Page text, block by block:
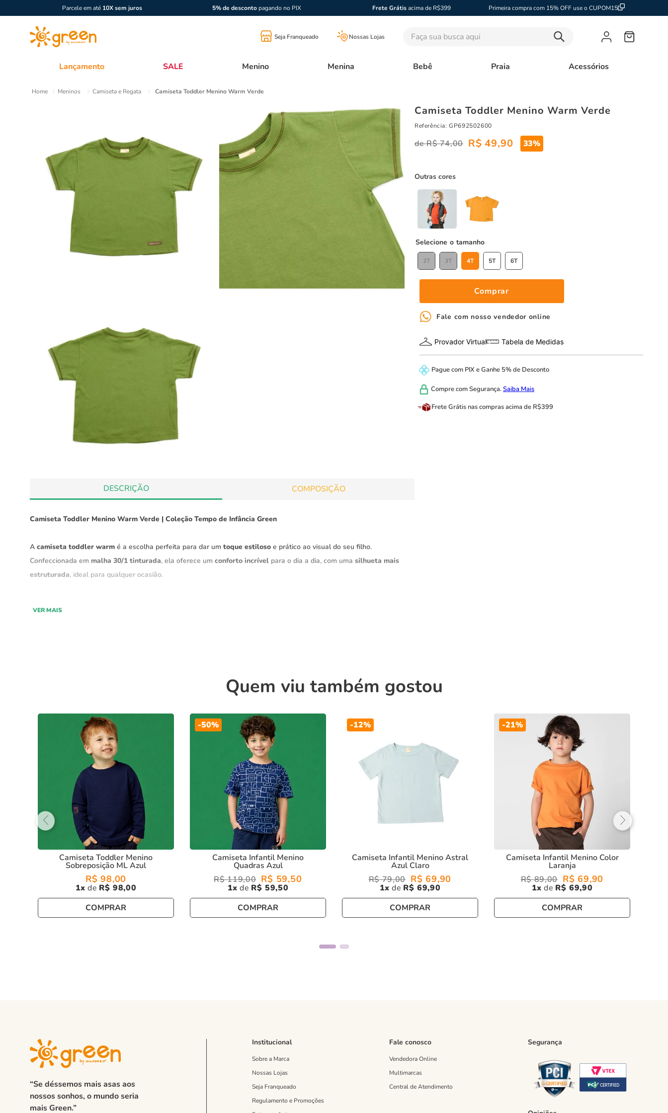
Parcele em até 10X sem juros 5% de descontopagando no PIX Frete Grátisacima de R$399 Primeira compra com 15% OFF use o CUPOM15
Seja Franqueado Nossas Lojas Faça sua busca aqui
Lançamento SALE Menino Menina Bebê Praia Acessórios
Meninos Camiseta e Regata Camiseta Toddler Menino Warm Verde
DESCRIÇÃO COMPOSIÇÃO
Camiseta Toddler Menino Warm Verde | Coleção Tempo de Infância Green
A camiseta toddler warm é a escolha perfeita para dar um toque estiloso e prático ao visual do seu filho.
Confeccionada em malha 30/1 tinturada, ela oferece um conforto incrível para o dia a dia, com uma silhueta mais
estruturada, ideal para qualquer ocasião.
Malha 30/1 tinturada, de alta qualidade e resistência
Ideal para o uso diário, com um caimento estruturado e confortável
camiseta toddler warm , seu filho estará sempre pronto para arrasar com muito estilo e conforto, no dia a dia!
VER MAIS
Camiseta Toddler Menino Warm Verde
Referência:GP692502600
R$ 74,00 R$ 49,90 33%
Outras cores
tamanho
2T 3T 4T 5T 6T
Comprar
Fale com nosso vendedor online
Provador Virtual Tabela de Medidas
Pague com PIX eGanhe 5% de Desconto
Compre comSegurança.Saiba Mais
Frete Grátis nas compras acima de R$399
Quem viu também gostou
Camiseta Toddler Menino
Sobreposição ML Azul
R$ 98,00
1 R$ 98,00
COMPRAR
-50%
Camiseta Infantil Menino
Quadras Azul
R$ 119,00 R$ 59,50
1 R$ 59,50
COMPRAR
-12%
Camiseta Infantil Menino Astral
Azul Claro
R$ 79,00 R$ 69,90
1 R$ 69,90
COMPRAR
-21%
Camiseta Infantil Menino Color
Laranja
R$ 89,00 R$ 69,90
1 R$ 69,90
COMPRAR
“Se déssemos mais asas aos
nossos sonhos, o mundo seria
mais Green.”
Institucional
Sobre a Marca
Nossas Lojas
Seja Franqueado
Regulamento e Promoções
Fale conosco
Vendedora Online
Multimarcas
Central de Atendimento
Segurança